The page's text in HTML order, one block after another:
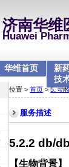
济南华维
Huawei
华维首页
新
技
位置 > 首页 >5. 动
服务描述
5.2.2 db/
【生物背景】